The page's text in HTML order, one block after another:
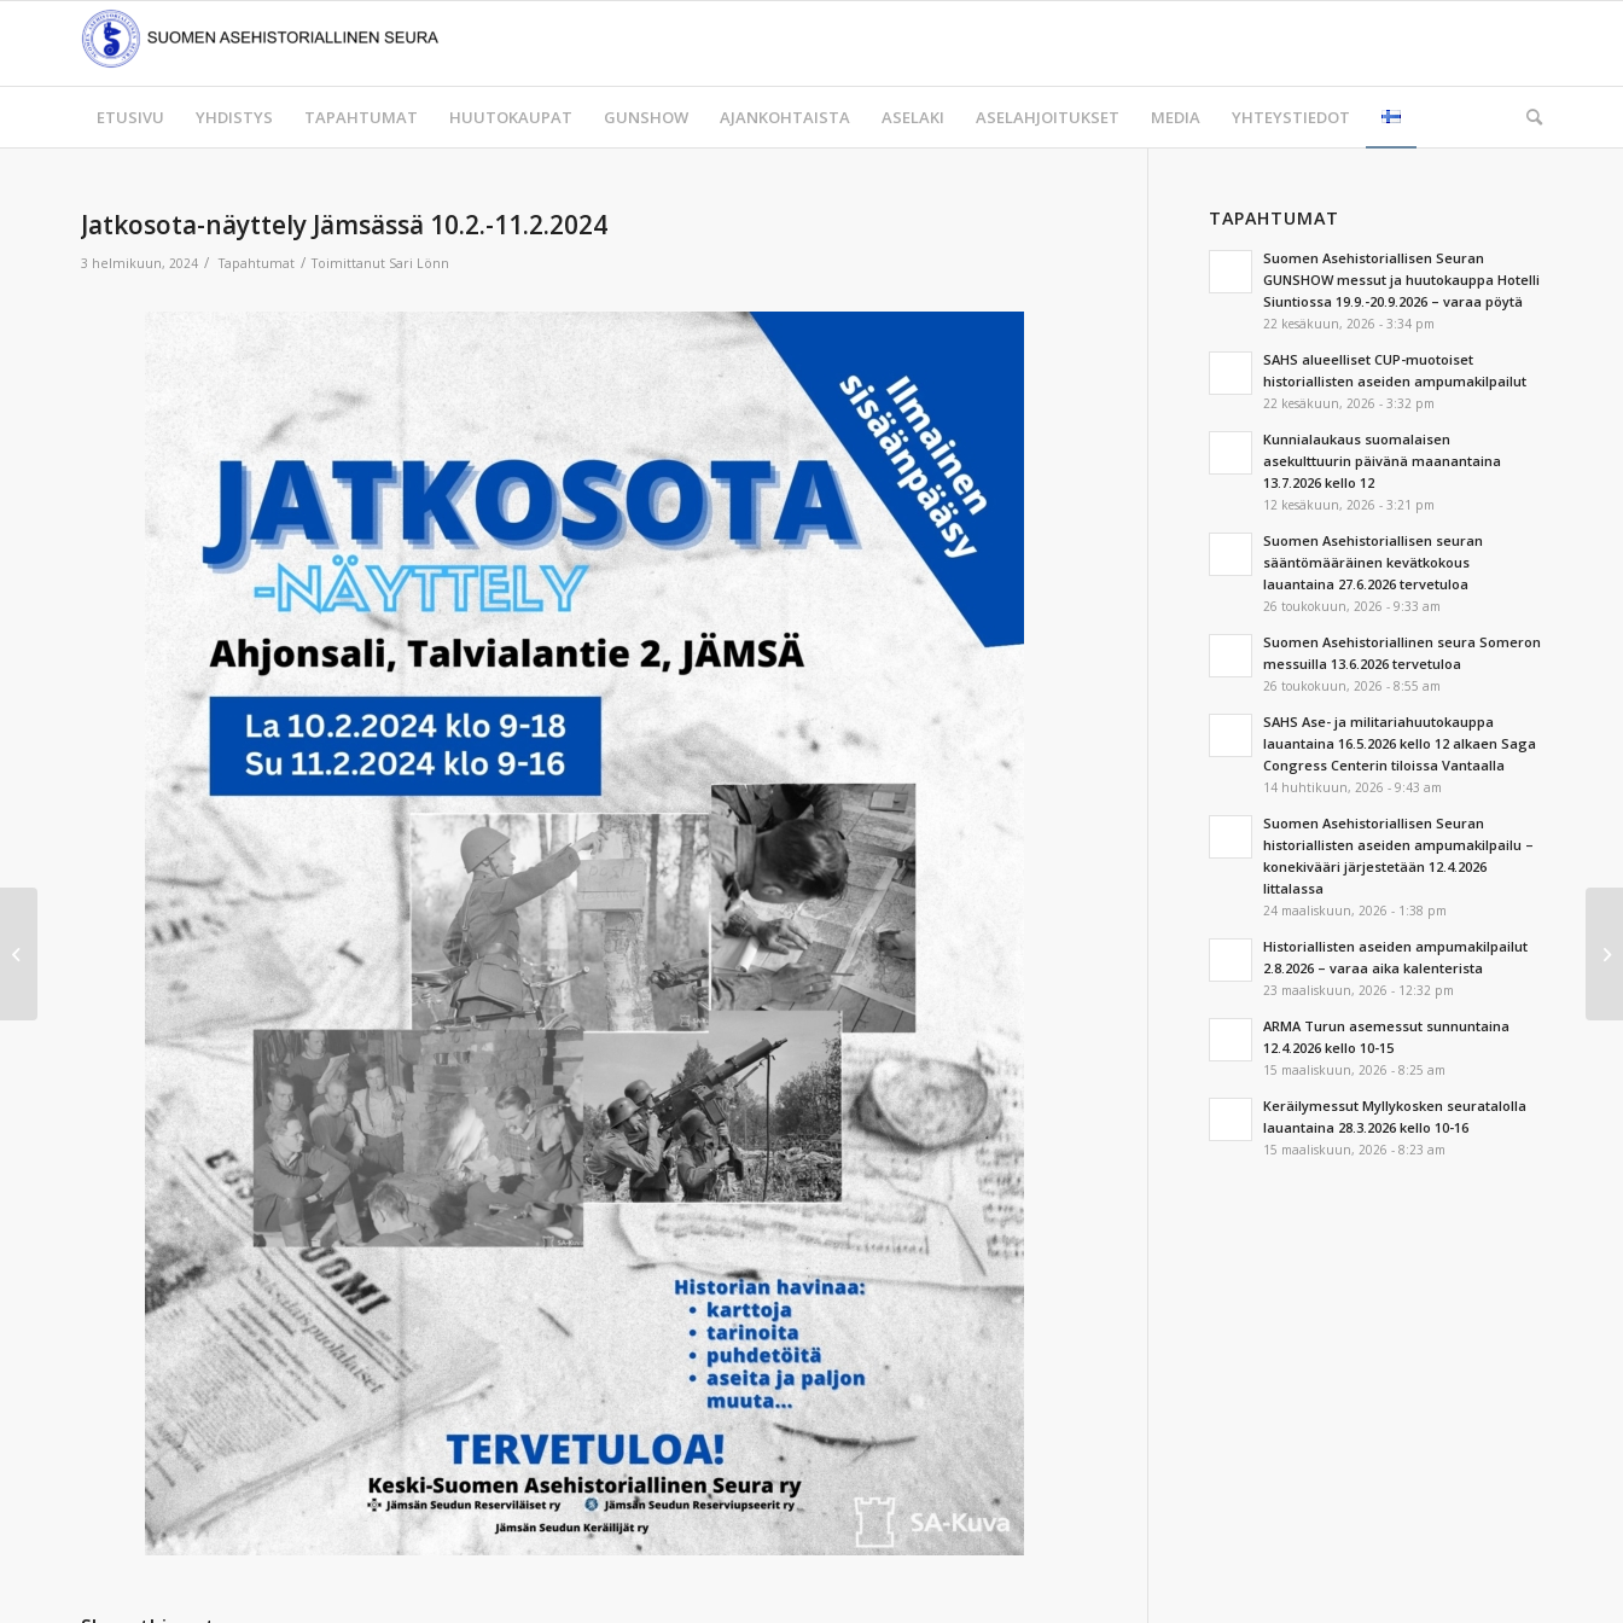
ETUSIVU YHDISTYS TAPAHTUMAT HUUTOKAUPAT GUNSHOW AJANKOHTAISTA ASELAKI ASELAHJOITUKSET MEDIA YHTEYSTIEDOT
Jatkosota-näyttely Jämsässä 10.2.-11.2.2024
3 helmikuun, 2024 / Tapahtumat / Toimittanut Sari Lönn
TAPAHTUMAT
Suomen Asehistoriallisen Seuran
GUNSHOW messut ja huutokauppa Hotelli
Siuntiossa 19.9.-20.9.2026 – varaa pöytä
22 kesäkuun, 2026 - 3:34 pm
SAHS alueelliset CUP-muotoiset
historiallisten aseiden ampumakilpailut
22 kesäkuun, 2026 - 3:32 pm
Kunnialaukaus suomalaisen
asekulttuurin päivänä maanantaina
13.7.2026 kello 12
12 kesäkuun, 2026 - 3:21 pm
Suomen Asehistoriallisen seuran
sääntömääräinen kevätkokous
lauantaina 27.6.2026 tervetuloa
26 toukokuun, 2026 - 9:33 am
Suomen Asehistoriallinen seura Someron
messuilla 13.6.2026 tervetuloa
26 toukokuun, 2026 - 8:55 am
SAHS Ase- ja militariahuutokauppa
lauantaina 16.5.2026 kello 12 alkaen Saga
Congress Centerin tiloissa Vantaalla
14 huhtikuun, 2026 - 9:43 am
Suomen Asehistoriallisen Seuran
historiallisten aseiden ampumakilpailu –
konekivääri järjestetään 12.4.2026
Iittalassa
24 maaliskuun, 2026 - 1:38 pm
Historiallisten aseiden ampumakilpailut
2.8.2026 – varaa aika kalenterista
23 maaliskuun, 2026 - 12:32 pm
ARMA Turun asemessut sunnuntaina
12.4.2026 kello 10-15
15 maaliskuun, 2026 - 8:25 am
Keräilymessut Myllykosken seuratalolla
lauantaina 28.3.2026 kello 10-16
15 maaliskuun, 2026 - 8:23 am
GUN SHOW 2023 tapahtuma
Siuntiossa oli menestys!